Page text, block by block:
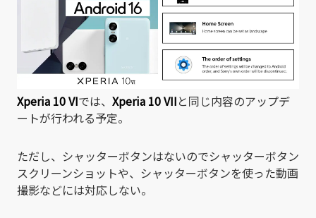
Xperia 10 VIでは、 Xperia 10 VIIと同じ内容のアップデ
ートが行われる予定。
ただし、シャッターボタンはないのでシャッターボタン
スクリーンショットや、シャッターボタンを使った動画
撮影などには対応しない。